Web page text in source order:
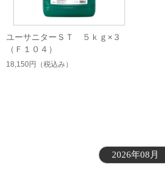
ユーサニターＳＴ ５ｋｇ×３
（Ｆ１０４）
18,150円 （税込み）
2026年08月